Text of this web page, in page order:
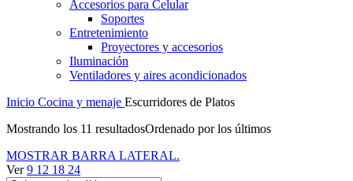
Accesorios para Celular
Soportes
Entretenimiento
Proyectores y accesorios
Iluminación
Ventiladores y aires acondicionados
Inicio Cocina y menaje Escurridores de Platos
Mostrando los 11 resultadosOrdenado por los últimos
MOSTRAR BARRA LATERAL.
Ver9 12 18 24